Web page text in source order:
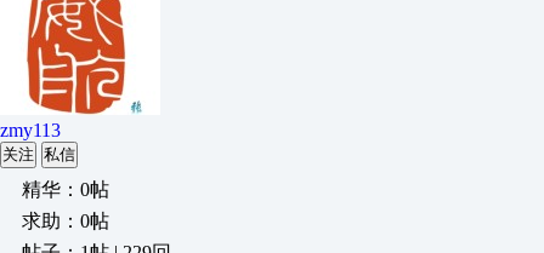
zmy113
关注 私信
精华：0帖
求助：0帖